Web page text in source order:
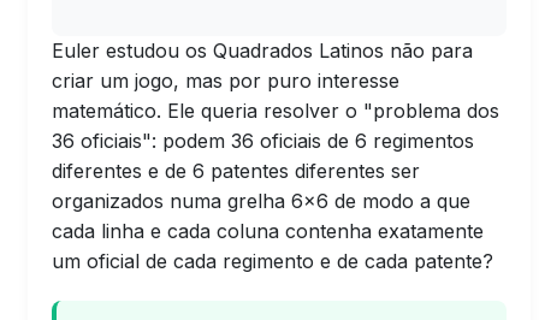
Euler estudou os Quadrados Latinos não para
criar um jogo, mas por puro interesse
matemático. Ele queria resolver o "problema dos
36 oficiais": podem 36 oficiais de 6 regimentos
diferentes e de 6 patentes diferentes ser
organizados numa grelha 6×6 de modo a que
cada linha e cada coluna contenha exatamente
um oficial de cada regimento e de cada patente?